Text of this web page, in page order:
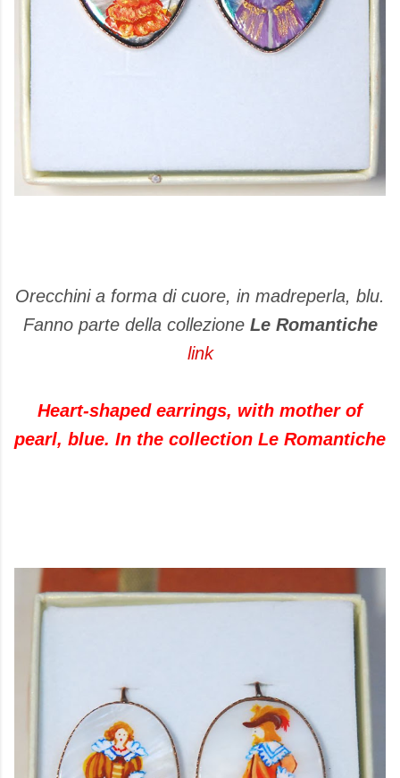
Orecchini a forma di cuore, in madreperla, blu.
Fanno parte della collezione Le Romantiche
link
Heart-shaped earrings, with mother of
pearl, blue. In the collection Le Romantiche